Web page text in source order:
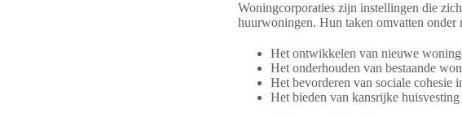
Woningcorporaties zijn instellingen die
huurwoningen. Hun taken omvatten onder
Het ontwikkelen van nieuwe
Het onderhouden van bestaande
Het bevorderen van sociale cohesie
Het bieden van kansrijke